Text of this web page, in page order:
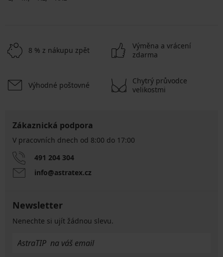
8 % z nákupu zpět
Výměna a vrácení
zdarma
Výhodné poštovné
Chytrý průvodce
velikostmi
Zákaznická podpora
V pracovních dnech od 8:00 do 17:00
491 204 304
info@astratex.cz
Newsletter
Nenechte si ujít žádnou slevu.